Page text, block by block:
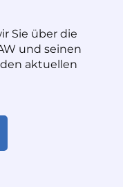
Sie über die
und seinen
aktuellen